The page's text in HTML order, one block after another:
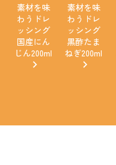
素材を味
わうドレ
ッシング
国産にん
じん200ml
素材を味
わうドレ
ッシング
黒酢たま
ねぎ200ml